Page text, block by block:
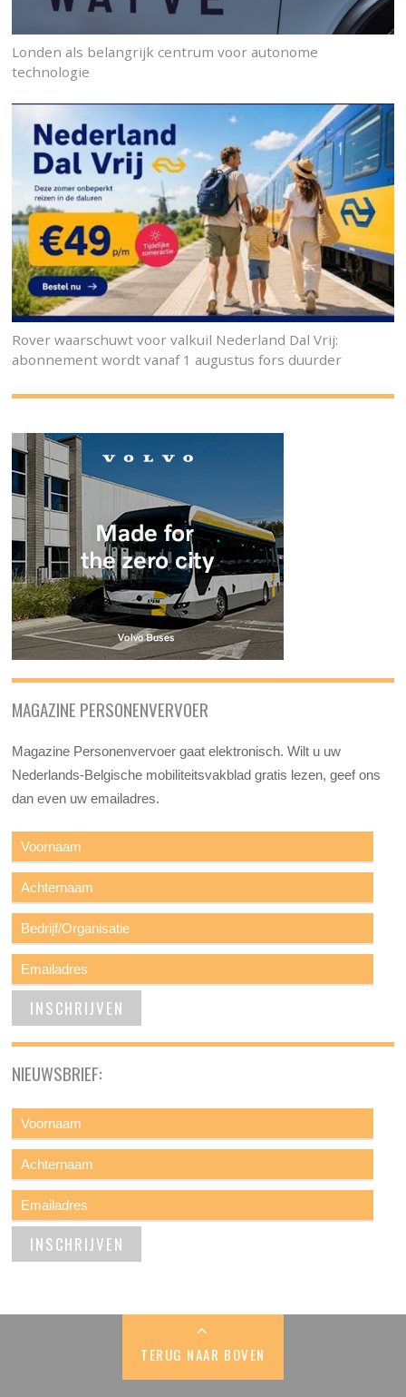
Londen als belangrijk centrum voor autonome
technologie
Rover waarschuwt voor valkuil Nederland Dal Vrij:
abonnement wordt vanaf 1 augustus fors duurder
MAGAZINE PERSONENVERVOER
Magazine Personenvervoer gaat elektronisch. Wilt u uw
Nederlands-Belgische mobiliteitsvakblad gratis lezen, geef ons
dan even uw emailadres.
NIEUWSBRIEF:
TERUG NAAR BOVEN